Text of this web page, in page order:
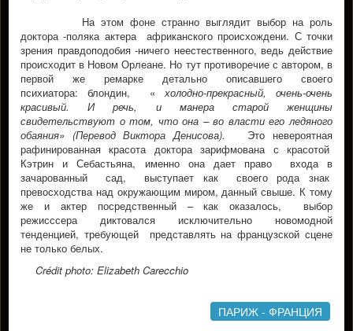
На этом фоне странно выглядит выбор на роль
доктора -поляка актера африканского происхождени. С точки
зрения правдоподобия -ничего неестественного, ведь действие
происходит в Новом Орлеане. Но тут противоречие с автором, в
первой же ремарке детально описавшего своего
психиатора: блондин, «холодно-прекрасный, очень-очень
красивый. И речь, и манера старой женщины
свидетельствуют о том, что она – во власти его ледяного
обаяния» (Перевод Виктора Денисова). Это невероятная
рафинированная красота доктора зарифмована с красотой
Кэтрин и Себастьяна, именно она дает право входа в
зачарованный сад, выступает как своего рода знак
превосходства над окружающим миром, данный свыше. К тому
же и актер посредственный – как оказалось, выбор
режисссера диктовался исключительно новомодной
тенденцией, требующей представлять на французской сцене
не только белых.
Crédit photo: Elizabeth Carecchio
ПАРИЖ - ФРАНЦИЯ